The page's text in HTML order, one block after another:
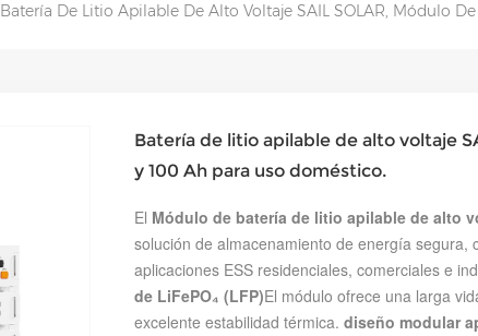
Batería De Litio Apilable De Alto Voltaje SAIL SOLAR, Módulo
Batería de litio apilable de alto voltaje
y 100 Ah para uso doméstico.
El Módulo de batería de litio apilable de alto
solución de almacenamiento de energía segura,
aplicaciones ESS residenciales, comerciales e
de LiFePO₄ (LFP)El módulo ofrece una larga
excelente estabilidad térmica. diseño modular